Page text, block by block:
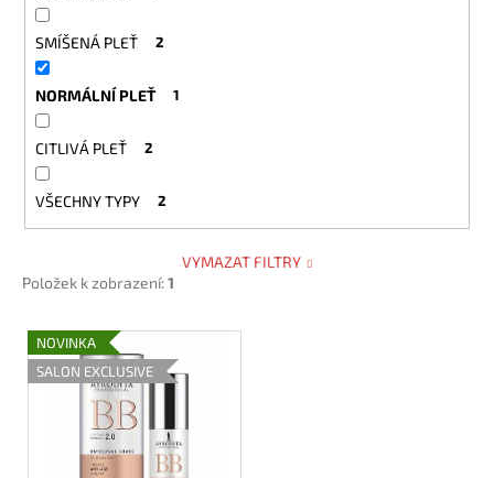
SMÍŠENÁ PLEŤ 2
NORMÁLNÍ PLEŤ 1
CITLIVÁ PLEŤ 2
VŠECHNY TYPY 2
VYMAZAT FILTRY
Položek k zobrazení:1
V
ý
NOVINKA
SALON EXCLUSIVE